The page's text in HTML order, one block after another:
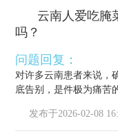
云南人爱吃腌
吗？
问题回复：
对许多云南患者来说，
底告别，是件极为痛苦
发布于2026-02-08